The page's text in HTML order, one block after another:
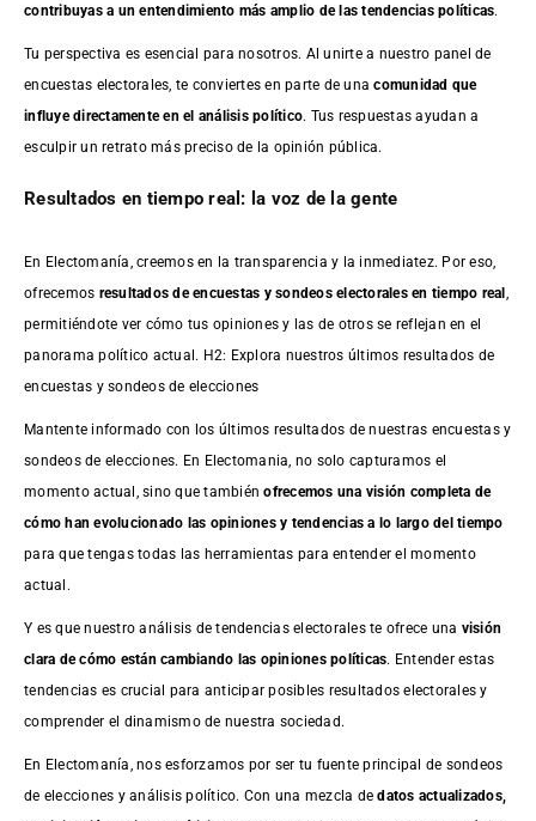
contribuyas a un entendimiento más amplio de las tendencias políticas.
Tu perspectiva es esencial para nosotros. Al unirte a nuestro panel de
encuestas electorales, te conviertes en parte de unacomunidad que
influye directamente en el análisis político. Tus respuestas ayudan a
esculpir un retrato más preciso de la opinión pública.
Resultados en tiempo real: la voz de la gente
En Electomanía, creemos en la transparencia y la inmediatez. Por eso,
ofrecemos resultados deencuestas y sondeos electorales en tiempo real
permitiéndote ver cómo tus opiniones y las de otros se reflejan en el
panorama político actual. H2: Explora nuestros últimos resultados de
encuestas y sondeos de elecciones
Mantente informado con los últimos resultados de nuestras encuestasy
sondeos de elecciones. En Electomania, no solo capturamos el
momento actual, sino que tambiénofrecemos una visión completa de
cómo han evolucionado las opiniones y tendencias a lo largo del tiempo
para que tengas todas las herramientas para entender el momento
actual.
Y es que nuestro análisis de tendencias electorales te ofrece una visión
clara de cómo están cambiando las opiniones políticas. Entender estas
tendencias es crucial para anticipar posibles resultados electorales y
comprender el dinamismo de nuestra sociedad.
En Electomanía, nos esforzamos por ser tu fuente principal de sondeos
de elecciones y análisis político. Con una mezcla dedatos actualizados,